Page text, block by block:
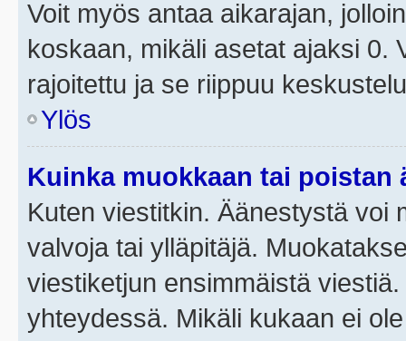
Voit myös antaa aikarajan,
koskaan, mikäli asetat ajaksi 0.
rajoitettu ja se riippuu
Ylös
Kuinka muokkaan tai poistan
Kuten viestitkin. Äänestystä voi
valvoja tai ylläpitäjä.
viestiketjun ensimmäistä
yhteydessä. Mikäli kukaan ei